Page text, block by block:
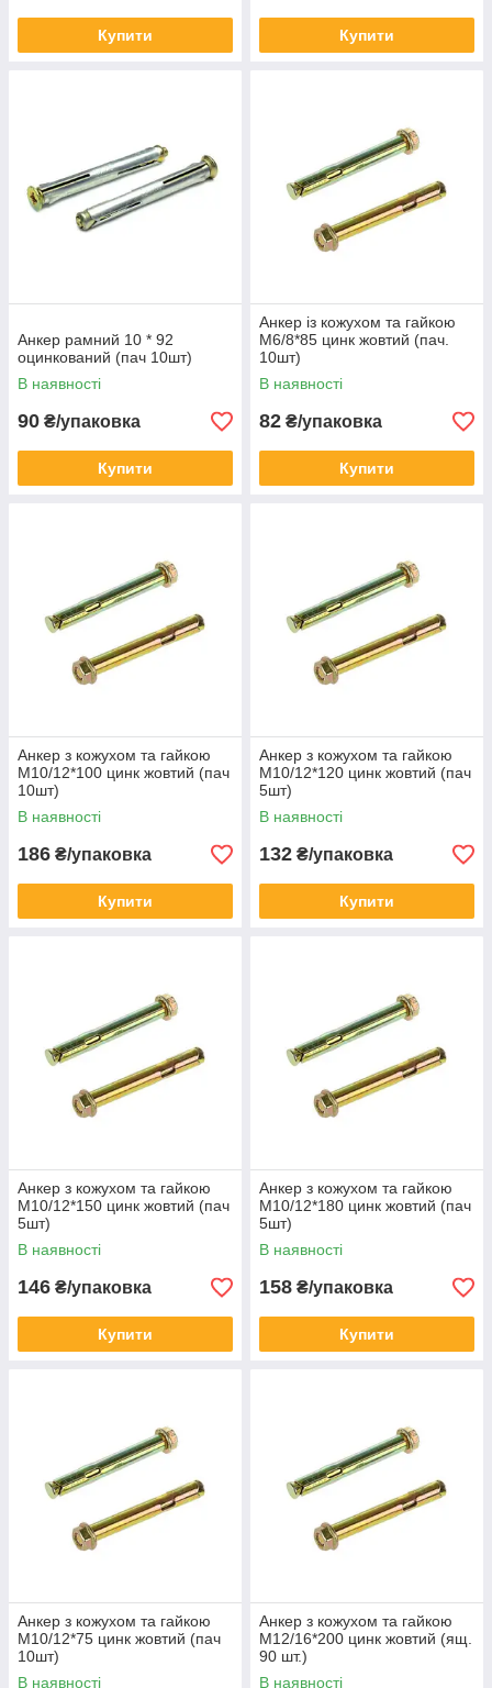
Купити Купити
Анкер рамний 10 * 92
оцинкований (пач 10шт)
В наявності
90 ₴/упаковка
Купити
Анкер із кожухом та гайкою
М6/8*85 цинк жовтий (пач.
10шт)
В наявності
82 ₴/упаковка
Купити
Анкер з кожухом та гайкою
М10/12*100 цинк жовтий (пач
10шт)
В наявності
186 ₴/упаковка
Купити
Анкер з кожухом та гайкою
М10/12*120 цинк жовтий (пач
5шт)
В наявності
132 ₴/упаковка
Купити
Анкер з кожухом та гайкою
М10/12*150 цинк жовтий (пач
5шт)
В наявності
146 ₴/упаковка
Купити
Анкер з кожухом та гайкою
М10/12*180 цинк жовтий (пач
5шт)
В наявності
158 ₴/упаковка
Купити
Анкер з кожухом та гайкою
М10/12*75 цинк жовтий (пач
10шт)
В наявності
Анкер з кожухом та гайкою
М12/16*200 цинк жовтий (ящ.
90 шт.)
В наявності